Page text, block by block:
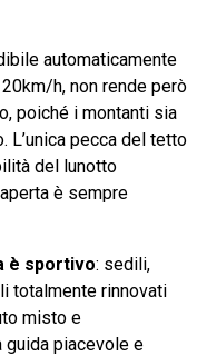
automaticamente
h, non rende però
poiché i montanti sia
L’unica pecca del tetto
del lunotto
è sempre
è sportivo: sedili,
totalmente rinnovati
misto e
guida piacevole e